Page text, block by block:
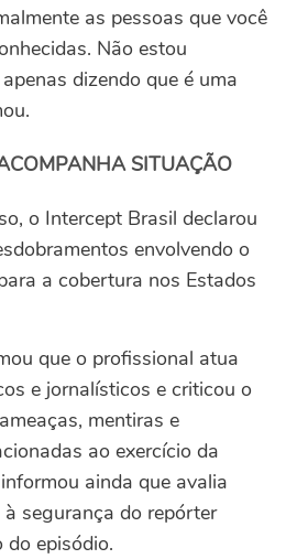
as pessoas que você
Não estou
dizendo que é uma
SITUAÇÃO
o Intercept Brasil declarou
envolvendo o
a cobertura nos Estados
que o profissional atua
e jornalísticos e criticou o
mentiras e
ao exercício da
ainda que avalia
segurança do repórter
do episódio.